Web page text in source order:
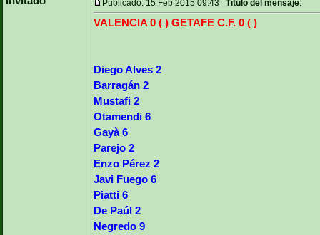
Publicado: 15 Feb 2015 09:43 Título del mensaje:
VALENCIA 0 ( ) GETAFE C.F. 0 ( )
Diego Alves 2
Barragán 2
Mustafi 2
Otamendi 6
Gayà 6
Parejo 2
Enzo Pérez 2
Javi Fuego 6
Piatti 6
De Paúl 2
Negredo 9